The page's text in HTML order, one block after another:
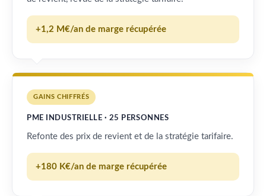
+1,2 M€/an de marge récupérée
GAINS CHIFFRÉS
PME INDUSTRIELLE · 25 PERSONNES
Refonte des prix de revient et de la stratégie tarifaire.
+180 K€/an de marge récupérée